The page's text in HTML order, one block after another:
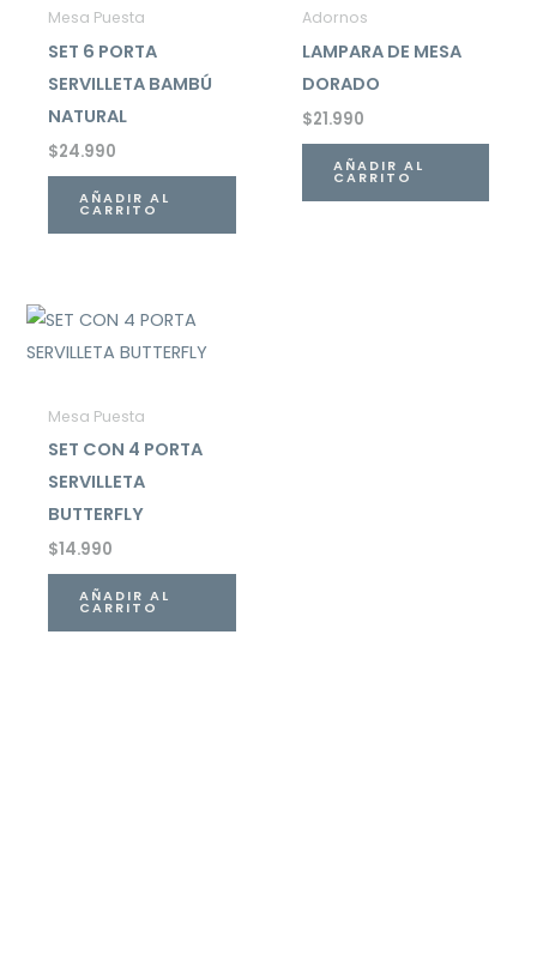
Mesa Puesta
SET 6 PORTA
SERVILLETA BAMBÚ
NATURAL
$24.990
AÑADIR AL
CARRITO
Adornos
LAMPARA DE MESA
DORADO
$21.990
AÑADIR AL
CARRITO
Mesa Puesta
SET CON 4 PORTA
SERVILLETA
BUTTERFLY
$14.990
AÑADIR AL
CARRITO